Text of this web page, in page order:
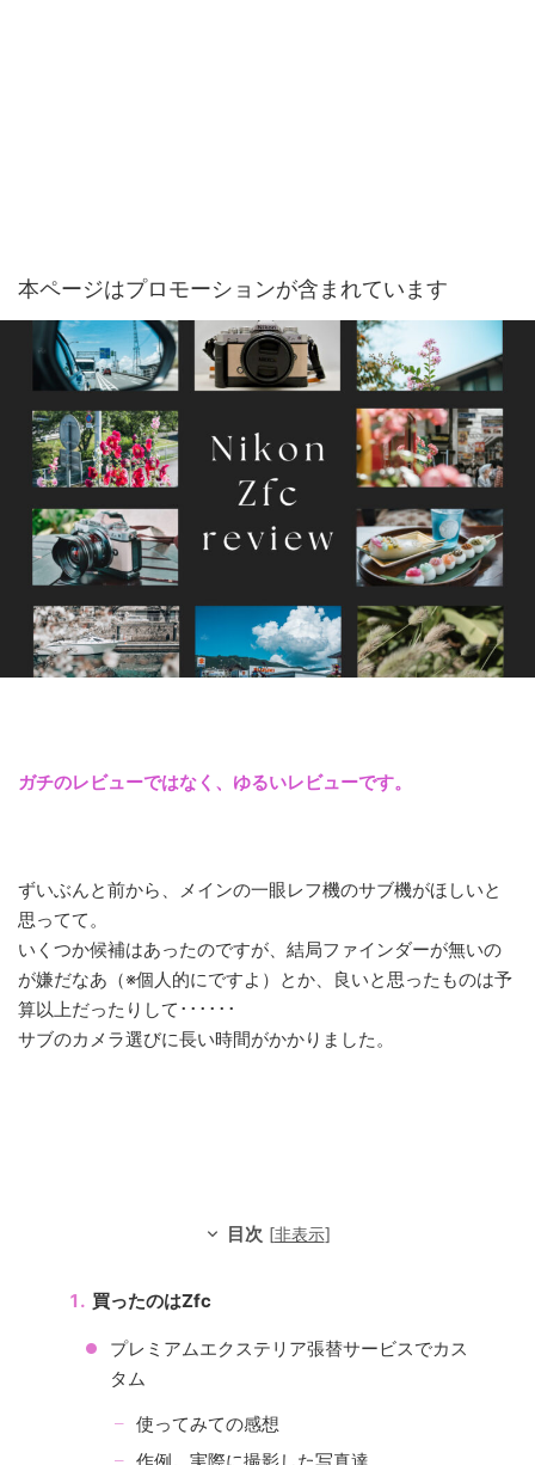
本ページはプロモーションが含まれています
ガチのレビューではなく、ゆるいレビューです。
ずいぶんと前から、メインの一眼レフ機のサブ機がほしいと
思ってて。
いくつか候補はあったのですが、結局ファインダーが無いの
が嫌だなあ（※個人的にですよ）とか、良いと思ったものは予
算以上だったりして･･････
サブのカメラ選びに長い時間がかかりました。
目次 [非表示]
買ったのはZfc
プレミアムエクステリア張替サービスでカス
タム
使ってみての感想